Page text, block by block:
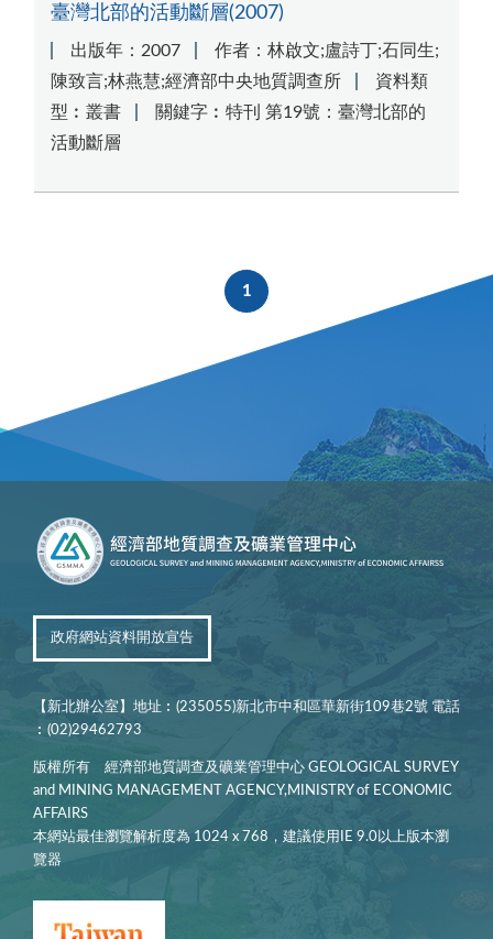
臺灣北部的活動斷層(2007)
出版年：2007
作者：林啟文;盧詩丁;石同生;
陳致言;林燕慧;經濟部中央地質調查所
資料類
型︰叢書
關鍵字︰特刊 第19號：臺灣北部的
活動斷層
1
政府網站資料開放宣告
【新北辦公室】地址︰(235055)新北市中和區華新街109巷2號 電話
︰(02)29462793
版權所有 經濟部地質調查及礦業管理中心 GEOLOGICAL SURVEY
and MINING MANAGEMENT AGENCY,MINISTRY of ECONOMIC
AFFAIRS
本網站最佳瀏覽解析度為 1024 x 768，建議使用IE 9.0以上版本瀏
覽器